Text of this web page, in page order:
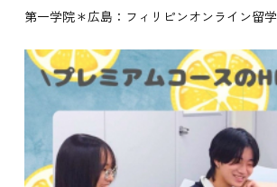
第一学院＊広島：フィリピンオンライン留学